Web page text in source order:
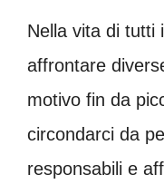
Nella vita di tutti
affrontare
motivo fin da
circondarci da
responsabili e